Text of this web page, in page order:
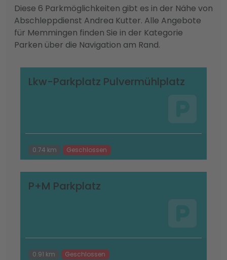
Diese 6 Parkmöglichkeiten gibt es in der Nähe von
Abschleppdienst Andrea Kutter. Alle Angebote
für Memmingen finden Sie in der Kategorie
Parken über die Navigation am Rand.
Lkw-Parkplatz Pulvermühlplatz
0.74 km Geschlossen
P+M Parkplatz
0.91 km Geschlossen